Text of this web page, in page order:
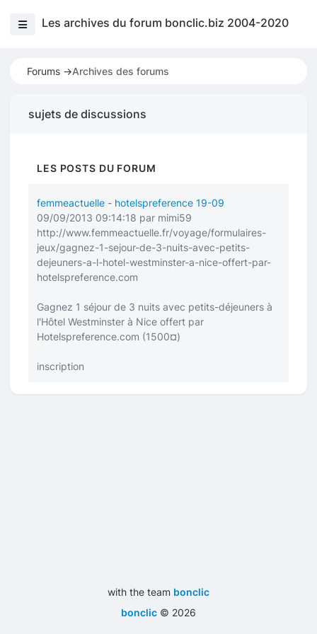
Les archives du forum bonclic.biz 2004-2020
Forums ->Archives des forums
sujets de discussions
LES POSTS DU FORUM
femmeactuelle - hotelspreference 19-09
09/09/2013 09:14:18 par mimi59
http://www.femmeactuelle.fr/voyage/formulaires-
jeux/gagnez-1-sejour-de-3-nuits-avec-petits-
dejeuners-a-l-hotel-westminster-a-nice-offert-par-
hotelspreference.com
Gagnez 1 séjour de 3 nuits avec petits-déjeuners à
l'Hôtel Westminster à Nice offert par
Hotelspreference.com (1500¤)
inscription
with the team bonclic
bonclic © 2026